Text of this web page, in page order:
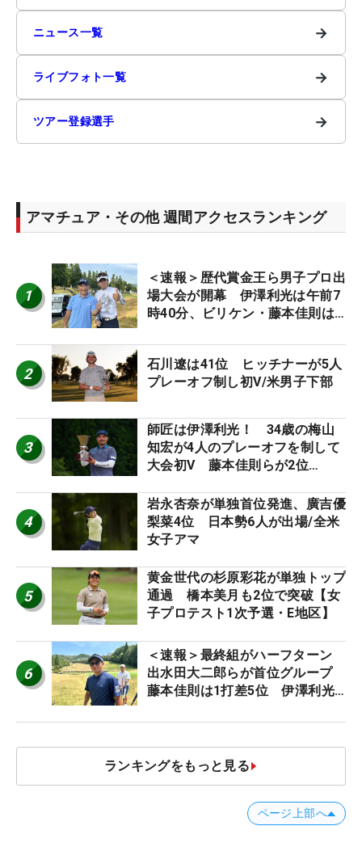
ニュース一覧 →
ライブフォト一覧 →
ツアー登録選手 →
アマチュア・その他 週間アクセスランキング
1
＜速報＞歴代賞金王ら男子プロ出
場大会が開幕 伊澤利光は午前7
時40分、ビリケン・藤本佳則は
STAGE JOYX OPEN】
2
石川遼は41位 ヒッチナーが5人
プレーオフ制し初V/米男子下部
3
師匠は伊澤利光！ 34歳の梅山
知宏が4人のプレーオフを制して
大会初V 藤本佳則らが2位
4
岩永杏奈が単独首位発進、廣吉優
梨菜4位 日本勢6人が出場/全米
女子アマ
5
黄金世代の杉原彩花が単独トップ
通過 橋本美月も2位で突破【女
子プロテスト1次予選・E地区】
6
＜速報＞最終組がハーフターン
出水田大二郎らが首位グループ
藤本佳則は1打差5位 伊澤利光
JOYX OPEN】
ランキングをもっと見る
ページ上部へ